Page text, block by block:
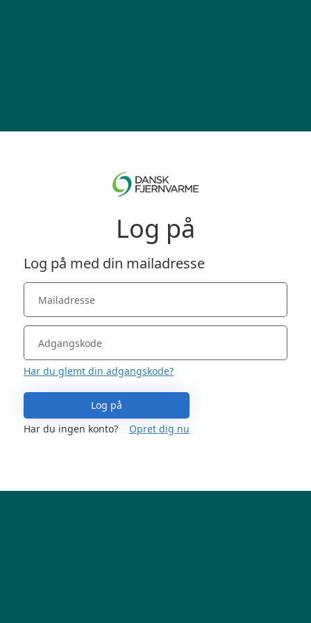
Log på
Log på med din mailadresse
Har du glemt din adgangskode?
Log på
Har du ingen konto?
Opret dig nu